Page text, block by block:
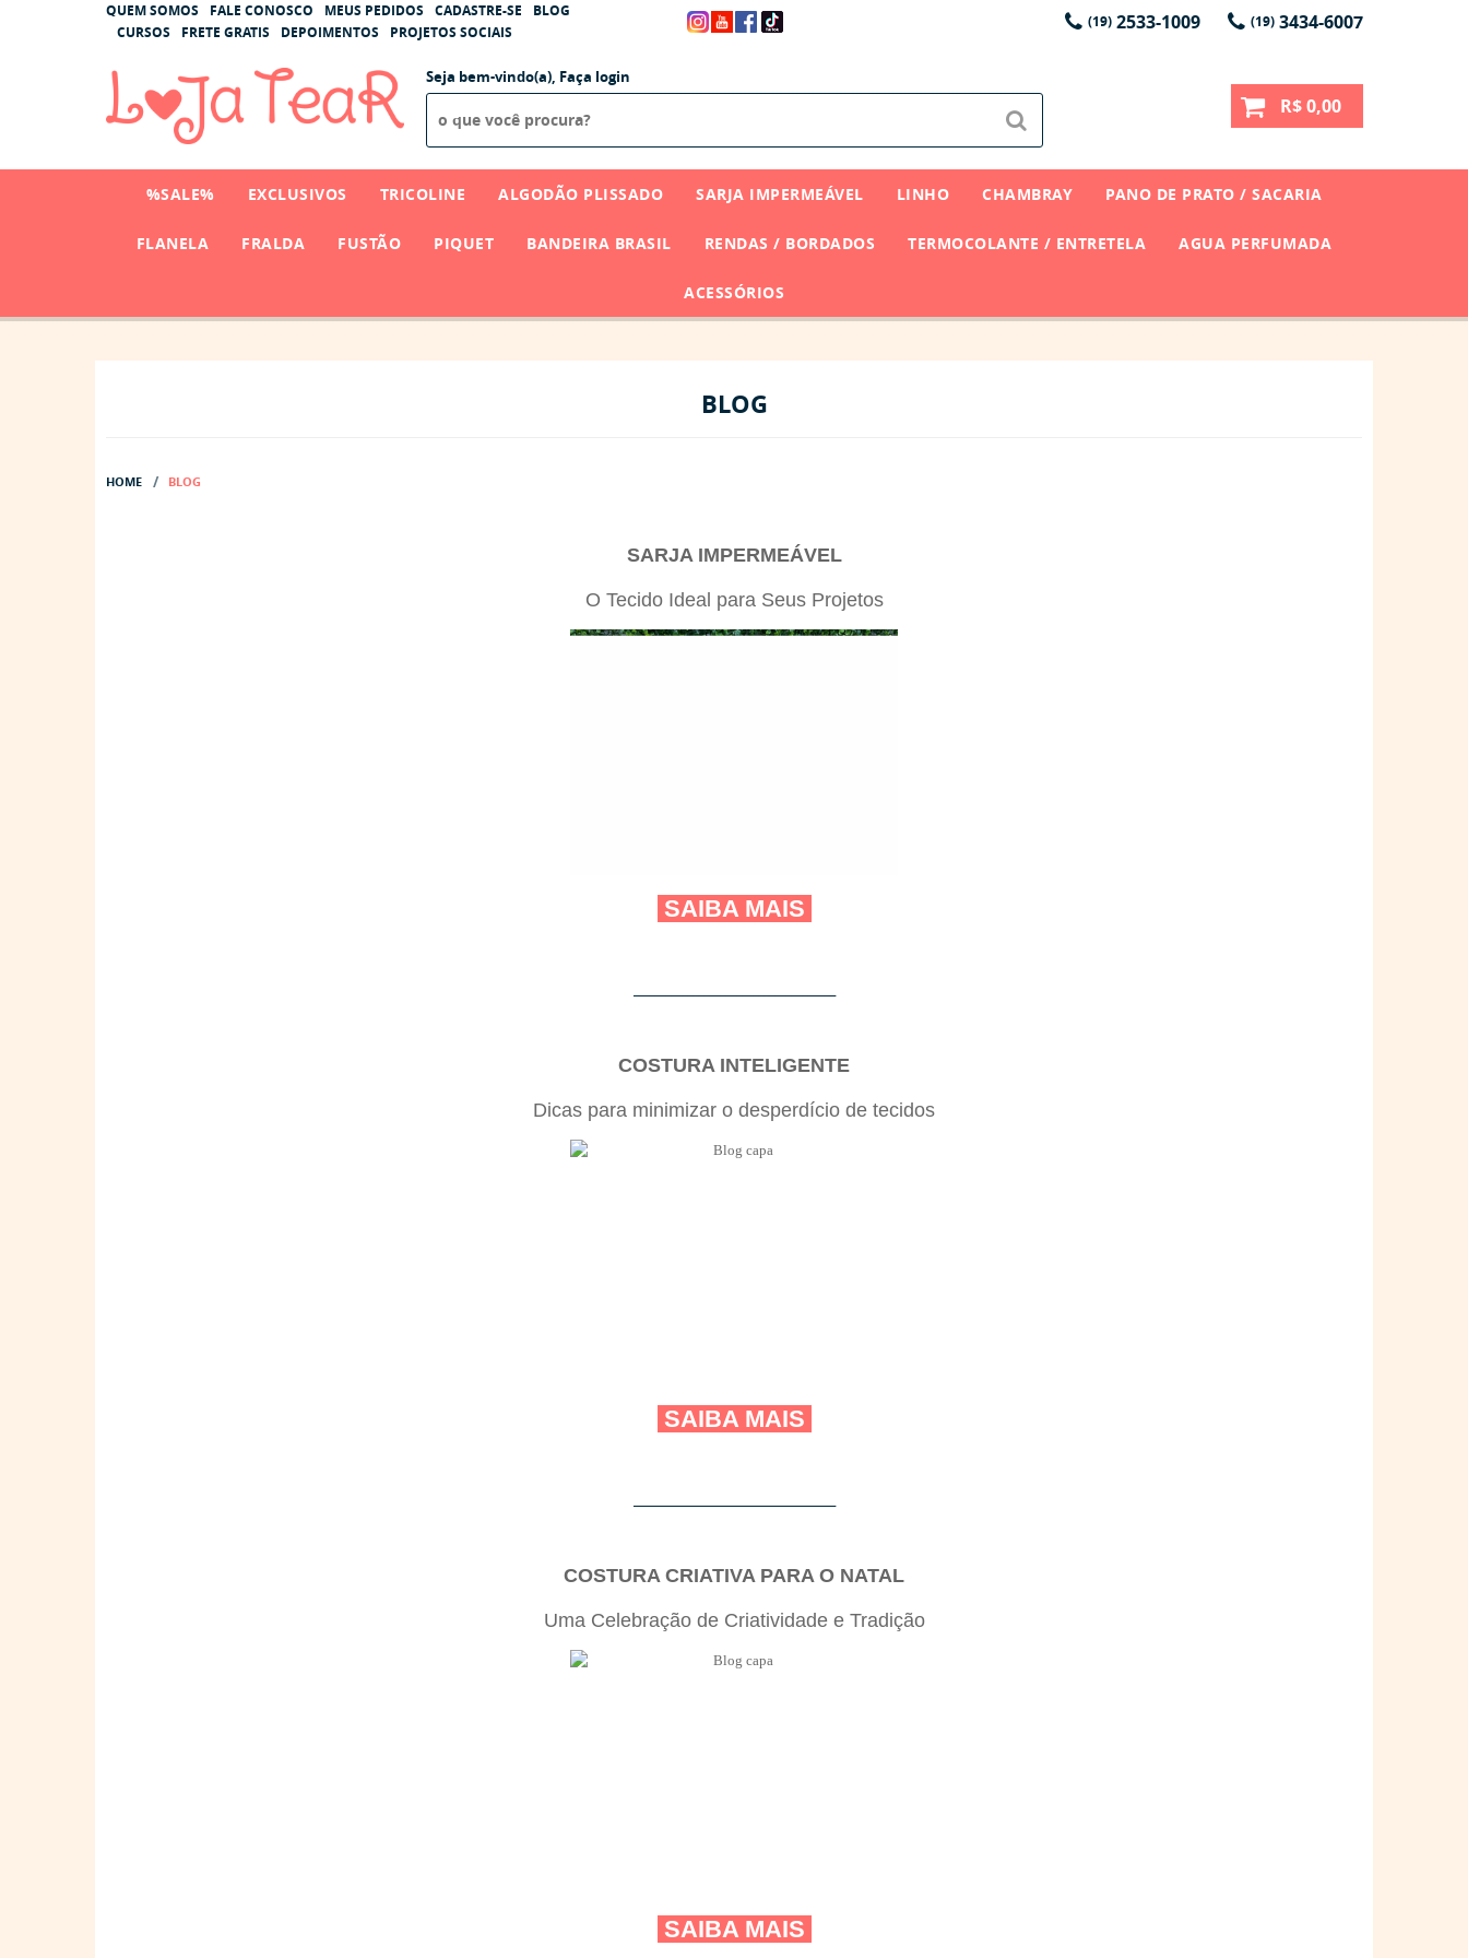
QUEM SOMOS FALE CONOSCO MEUS PEDIDOS CADASTRE-SE
BLOG
CURSOS
FRETE GRATIS DEPOIMENTOS PROJETOS SOCIAIS
(19)2533-1009 (19)3434-6007
Seja bem-vindo(a), Faça login
R$ 0,00
%SALE% EXCLUSIVOS TRICOLINE ALGODÃO PLISSADO SARJA IMPERMEÁVEL LINHO CHAMBRAY PANO DE PRATO / SACARIA
FLANELA FRALDA FUSTÃO PIQUET BANDEIRA BRASIL RENDAS / BORDADOS TERMOCOLANTE / ENTRETELA AGUA PERFUMADA
ACESSÓRIOS
BLOG
HOME BLOG
SARJA IMPERMEÁVEL
O Tecido Ideal para Seus Projetos
SAIBA MAIS
COSTURA INTELIGENTE
Dicas para minimizar o desperdício de tecidos
SAIBA MAIS
COSTURA CRIATIVA PARA O NATAL
Uma Celebração de Criatividade e Tradição
SAIBA MAIS